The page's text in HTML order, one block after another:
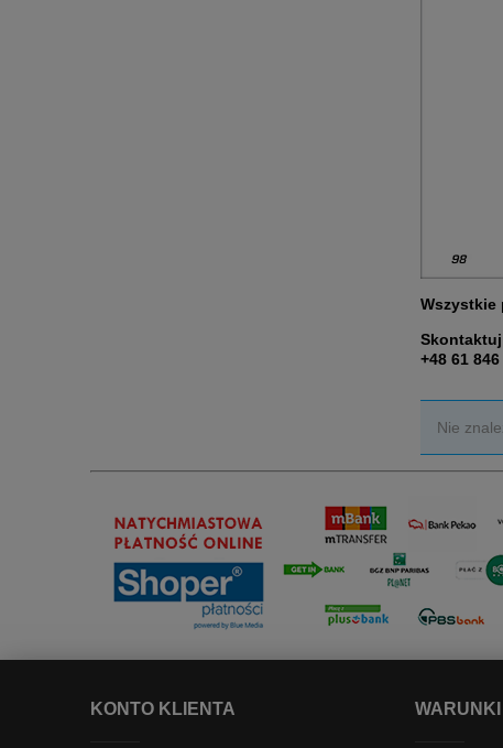
Wszystkie
Skontaktuj
+48 61
Nie
KONTO KLIENTA